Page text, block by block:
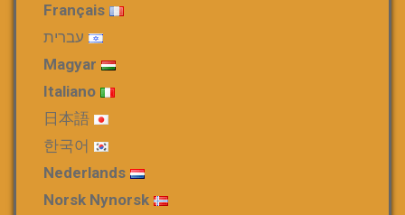
Français
עברית
Magyar
Italiano
日本語
한국어
Nederlands
Norsk Nynorsk